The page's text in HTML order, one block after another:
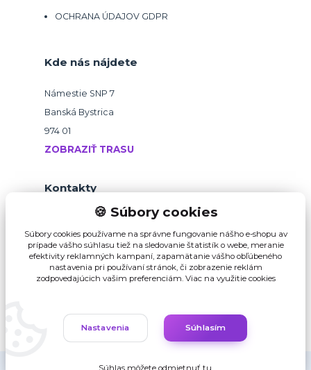
OCHRANA ÚDAJOV GDPR
Kde nás nájdete
Námestie SNP 7
Banská Bystrica
974 01
ZOBRAZIŤ TRASU
Kontakty
b2b@pikvalitu.sk
🍪 Súbory cookies
Súbory cookies používame na správne fungovanie nášho e-shopu av
prípade vášho súhlasu tiež na sledovanie štatistík o webe, meranie
efektivity reklamných kampaní, zapamätanie vášho obľúbeného
nastavenia pri používaní stránok, či zobrazenie reklám
zodpovedajúcich vašim preferenciám. Viac na využitie cookies
Nastavenia Súhlasím
Súhlas môžete odmietnuť tu